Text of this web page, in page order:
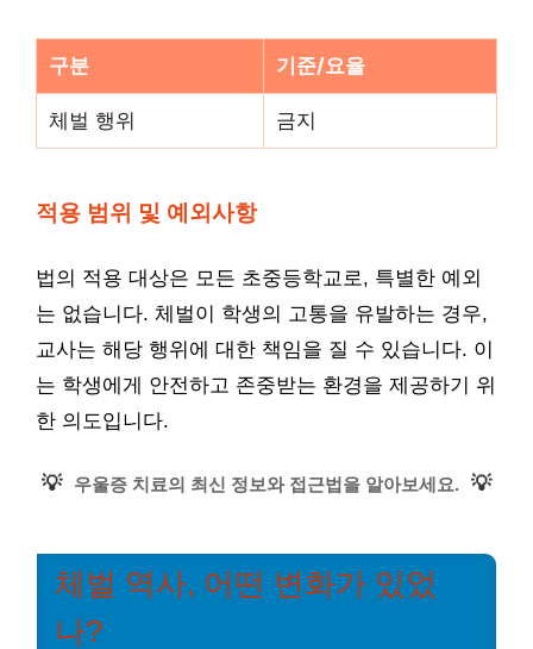
구분 기준/요율
체벌 행위 금지
적용 범위 및 예외사항
법의 적용 대상은 모든 초중등학교로, 특별한 예외
는 없습니다. 체벌이 학생의 고통을 유발하는 경우,
교사는 해당 행위에 대한 책임을 질 수 있습니다. 이
는 학생에게 안전하고 존중받는 환경을 제공하기 위
한 의도입니다.
💡 우울증 치료의 최신 정보와 접근법을 알아보세요. 💡
체벌 역사, 어떤 변화가 있었
나?